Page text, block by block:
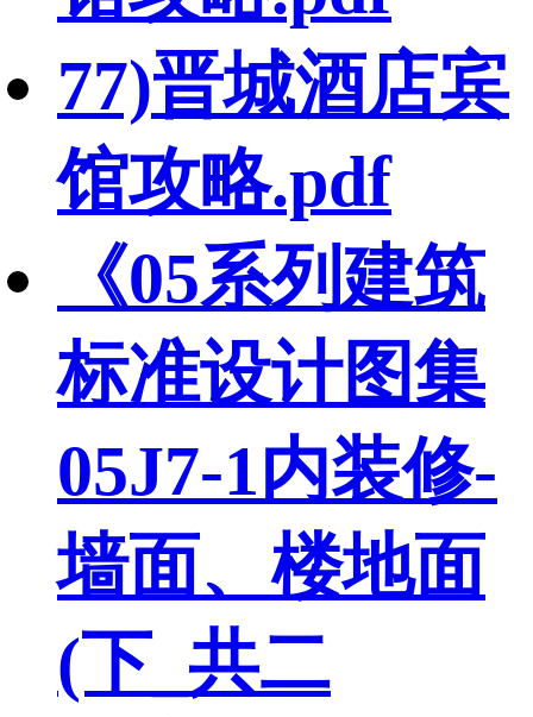
77)晋城酒店宾
馆攻略.pdf
《05系列建筑
标准设计图集
05J7-1内装修-
墙面、楼地面
(下_共二